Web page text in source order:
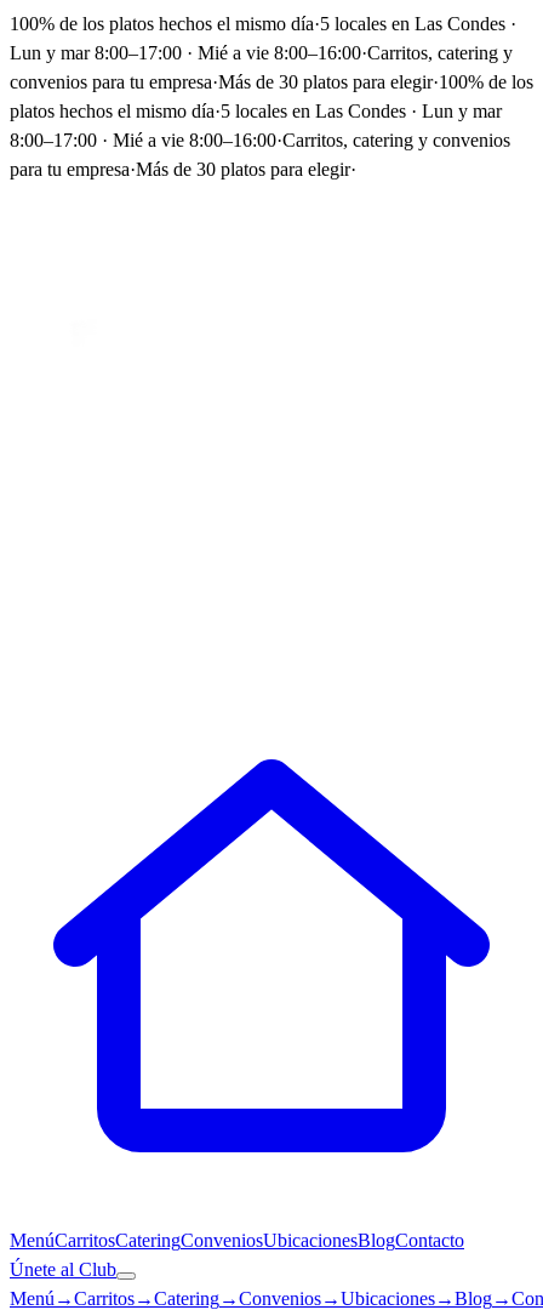
100% de los platos hechos el mismo día·5 locales en Las Condes ·
Lun y mar 8:00–17:00 · Mié a vie 8:00–16:00·Carritos, catering y
convenios para tu empresa·Más de 30 platos para elegir·100% de los
platos hechos el mismo día·5 locales en Las Condes · Lun y mar
8:00–17:00 · Mié a vie 8:00–16:00·Carritos, catering y convenios
para tu empresa·Más de 30 platos para elegir·
MenúCarritosCateringConveniosUbicacionesBlogContacto
Únete al Club
Menú →Carritos→Catering→Convenios→Ubicaciones→Blog→